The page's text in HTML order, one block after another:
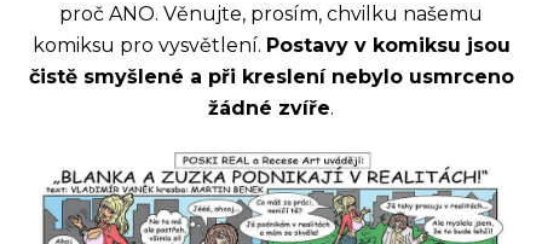
proč ANO. Věnujte, prosím, chvilku našemu
komiksu pro vysvětlení. Postavy v komiksu jsou
čistě smyšlené a při kreslení nebylo usmrceno
žádné zvíře.